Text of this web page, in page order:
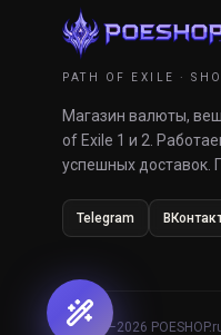
PATH OF EXILE ·
Магазин валюты,
of Exile 1 и 2.
успешных доставок.
Telegram
© 2018–2026